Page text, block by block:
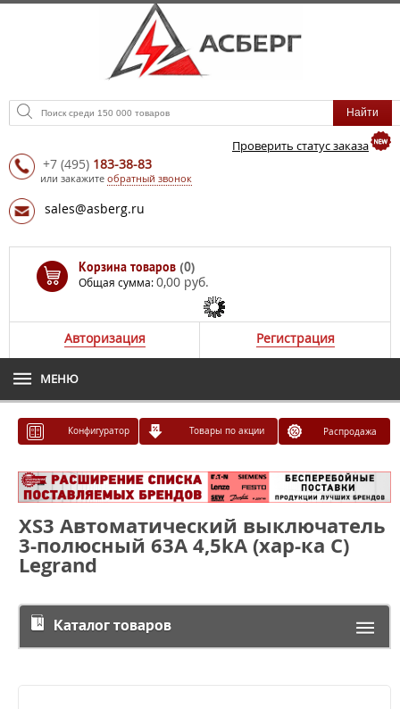
Проверить статус заказа
+7 (495) 183-38-83
или закажите обратный звонок
sales@asberg.ru
Корзина товаров (0)
Общая сумма:0,00 руб.
Авторизация Регистрация
МЕНЮ
Конфигуратор Товары по акции Распродажа
XS3 Автоматический выключатель
3-полюсный 63A 4,5kА (хар-ка С)
Legrand
Каталог товаров